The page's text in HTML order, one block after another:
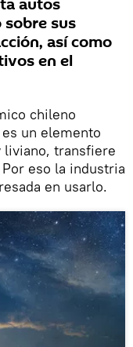
autos
sus
así como
en el
chileno
es un elemento
liviano, transfiere
eso la industria
en usarlo.